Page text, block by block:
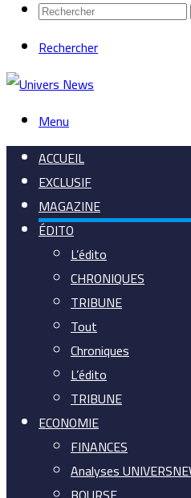
Rechercher
Menu
ACCUEIL
EXCLUSIF
MAGAZINE
ÉDITO
L’édito
CHRONIQUES
TRIBUNE
Tout
Chroniques
L’édito
TRIBUNE
ECONOMIE
FINANCES
Analyses